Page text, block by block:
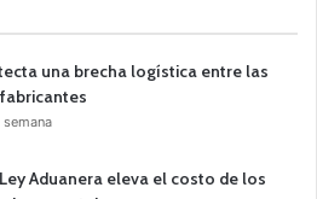
una brecha logística entre las
semana
Aduanera eleva el costo de los